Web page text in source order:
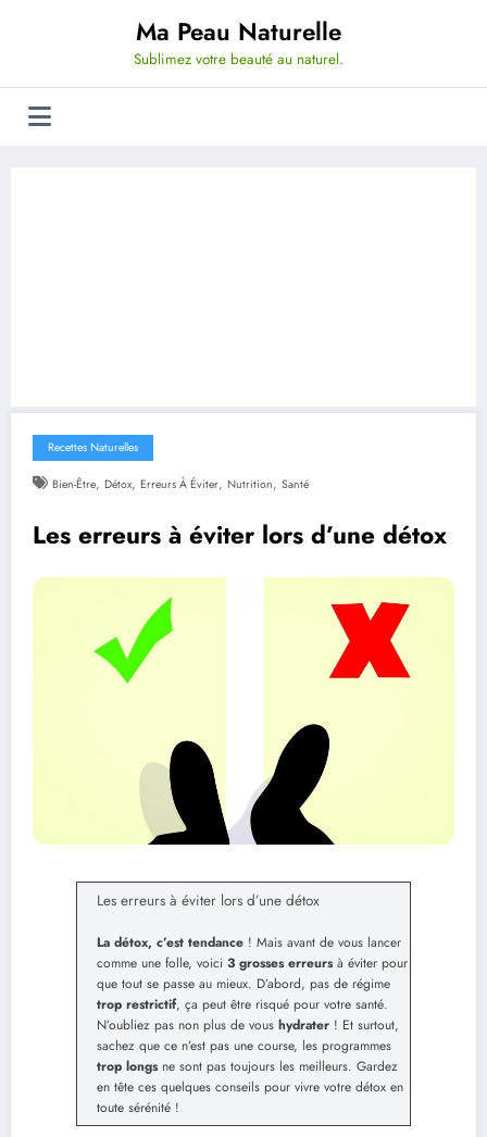
Ma Peau Naturelle
Sublimez votre beauté au naturel.
Recettes Naturelles
Bien-Être, Détox, Erreurs À Éviter, Nutrition, Santé
Les erreurs à éviter lors d’une détox
Les erreurs à éviter lors d’une détox
La détox, c’est tendance ! Mais avant de vous lancer
comme une folle, voici 3 grosses erreursà éviter pour
que tout se passe au mieux. D’abord, pas de régime
trop restrictif, ça peut être risqué pour votre santé.
N’oubliez pas non plus de vous hydrater ! Et surtout,
sachez que ce n’est pas une course, les programmes
trop longsne sont pas toujours les meilleurs. Gardez
en tête ces quelques conseils pour vivre votre détox en
toute sérénité !